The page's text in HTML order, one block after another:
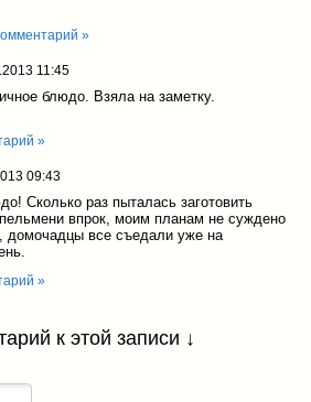
»
11:45
блюдо. Взяла на заметку.
»
09:43
Сколько раз пыталась заготовить
впрок, моим планам не суждено
домочадцы все съедали уже на
»
к этой записи ↓